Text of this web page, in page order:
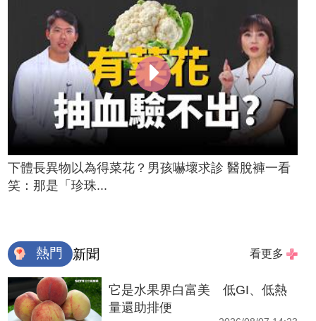
下體長異物以為得菜花？男孩嚇壞求診 醫脫褲一看
笑：那是「珍珠...
熱門 新聞 看更多
它是水果界白富美 低GI、低熱
量還助排便